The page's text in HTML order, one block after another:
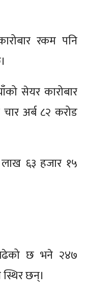
रकम पनि
सेयर कारोबार
अर्ब ८२ करोड
लाख ६३ हजार १५
छ भने २४७
छन्।